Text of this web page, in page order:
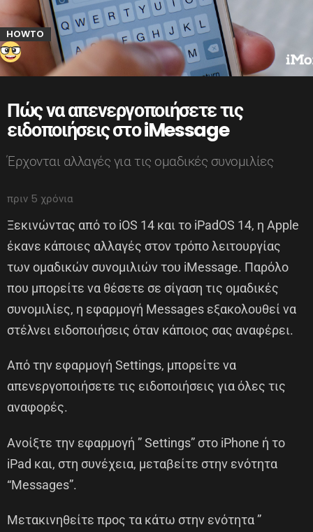
HOWTO
Πώς να απενεργοποιήσετε τις
ειδοποιήσεις στο iMessage
Έρχονται αλλαγές για τις ομαδικές συνομιλίες
πριν 5 χρόνια
Ξεκινώντας από το iOS 14 και το iPadOS 14, η Apple
έκανε κάποιες αλλαγές στον τρόπο λειτουργίας
των ομαδικών συνομιλιών του iMessage. Παρόλο
που μπορείτε να θέσετε σε σίγαση τις ομαδικές
συνομιλίες, η εφαρμογή Messages εξακολουθεί να
στέλνει ειδοποιήσεις όταν κάποιος σας αναφέρει.
Από την εφαρμογή Settings, μπορείτε να
απενεργοποιήσετε τις ειδοποιήσεις για όλες τις
αναφορές.
Ανοίξτε την εφαρμογή ” Settings” στο iPhone ή το
iPad και, στη συνέχεια, μεταβείτε στην ενότητα
“Messages”.
Μετακινηθείτε προς τα κάτω στην ενότητα ”